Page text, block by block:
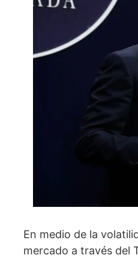
En medio de la
mercado a través del